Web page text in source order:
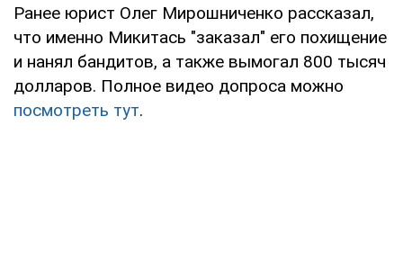
Ранее юрист Олег Мирошниченко рассказал,
что именно Микитась "заказал" его похищение
и нанял бандитов, а также вымогал 800 тысяч
долларов. Полное видео допроса можно
посмотреть тут.